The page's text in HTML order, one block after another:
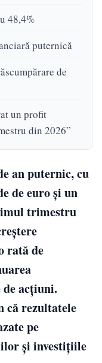
48,4%
puternică
de
un profit
din 2026”
an puternic, cu
de euro și un
trimestru
rată de
acțiuni.
că rezultatele
pe
și investițiile